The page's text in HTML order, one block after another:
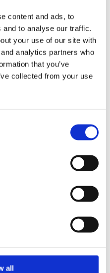
content and ads, to
to analyse our traffic.
your use of our site with
analytics partners who
that you’ve
collected from your use
all
med